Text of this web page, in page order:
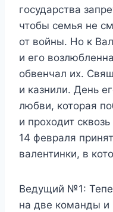
государства
чтобы семья не
от войны. Но к
и его
обвенчал их.
и казнили. День
любви, которая
и проходит
14 февраля
валентинки, в
Ведущий №1:
на две команды